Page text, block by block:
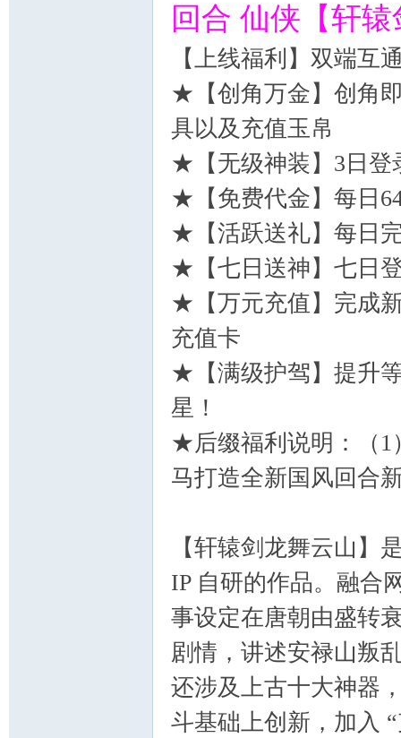
回合 仙侠【轩
【上线福利】双端互
★【创角万金】创角
具以及充值玉帛
★【无级神装】3日登
★【免费代金】每日
★【活跃送礼】每日
★【七日送神】七日
★【万元充值】完成
充值卡
★【满级护驾】提升
星！
★后缀福利说明：（1
马打造全新国风回合
【轩辕剑龙舞云山】
IP 自研的作品。融合
事设定在唐朝由盛转
剧情，讲述安禄山叛
还涉及上古十大神器
斗基础上创新，加入